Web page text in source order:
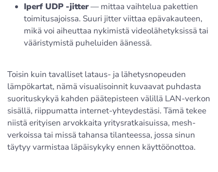
Iperf UDP -jitter— mittaa vaihtelua pakettien
toimitusajoissa. Suuri jitter viittaa epävakauteen,
mikä voi aiheuttaa nykimistä videolähetyksissä tai
vääristymistä puheluiden äänessä.
Toisin kuin tavalliset lataus- ja lähetysnopeuden
lämpökartat, nämä visualisoinnit kuvaavat puhdasta
suorituskykyä kahden päätepisteen välillä LAN-verkon
sisällä, riippumatta internet-yhteydestäsi. Tämä tekee
niistä erityisen arvokkaita yritysratkaisuissa, mesh-
verkoissa tai missä tahansa tilanteessa, jossa sinun
täytyy varmistaa läpäisykyky ennen käyttöönottoa.